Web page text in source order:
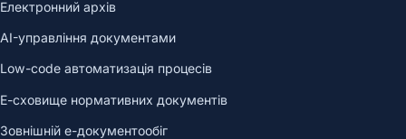
Електронний архів
AI-управління документами
Low-code автоматизація процесів
Е-сховище нормативних документів
Зовнішній е-документообіг